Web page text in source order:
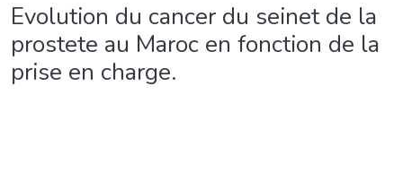
Evolution du cancer du seinet de la
prostete au Maroc en fonction de la
prise en charge.